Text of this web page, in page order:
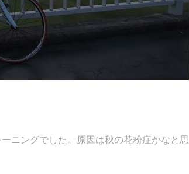
ニングでした。原因は秋の花粉症かなと思